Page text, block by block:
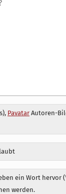
PavatarAutoren-
ein Wort hervor
werden.